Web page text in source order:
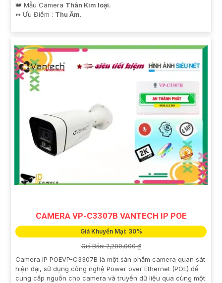
👑 Mẫu Camera Thân Kim loại.
️↭ Ưu Điểm : Thu Âm.
CAMERA VP-C3307B VANTECH IP POE
Giá Khuyến Mại: 30%
Giá Bán: 2,200,000 ₫
Camera IP POEVP-C3307B là một sản phẩm camera quan sát
hiện đại, sử dụng công nghệ Power over Ethernet (POE) để
cung cấp nguồn cho camera và truyền dữ liệu qua cùng một